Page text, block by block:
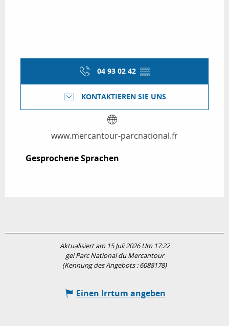
04 93 02 42 ▒▒
KONTAKTIEREN SIE UNS
www.mercantour-parcnational.fr
Gesprochene Sprachen
Gesprochene Sprachen
Aktualisiert am 15 Juli 2026 Um 17:22
gei Parc National du Mercantour
(Kennung des Angebots :6088178)
Einen Irrtum angeben